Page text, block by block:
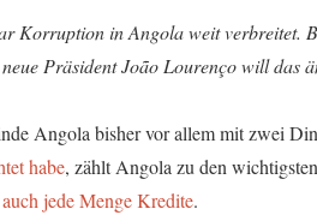
Korruption in Angola weit verbreitet.
Präsident João Lourenço will das
Angola bisher vor allem mit zwei
habe, zählt Angola zu den
jede Menge Kredite.